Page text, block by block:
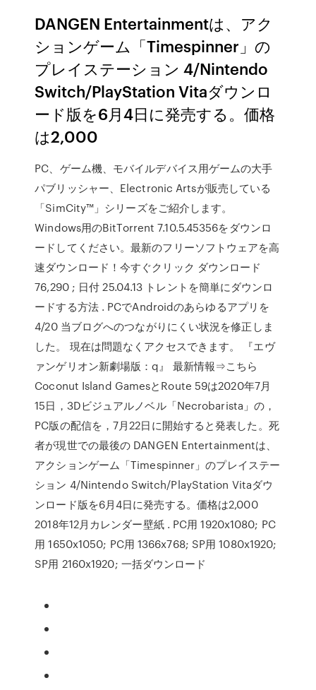
DANGEN Entertainmentは、アク
ションゲーム「Timespinner」の
プレイステーション 4/Nintendo
Switch/PlayStation Vitaダウンロ
ード版を6月4日に発売する。価格
は2,000
PC、ゲーム機、モバイルデバイス用ゲームの大手
パブリッシャー、Electronic Artsが販売している
「SimCity™」シリーズをご紹介します。
Windows用のBitTorrent 7.10.5.45356をダウンロ
ードしてください。最新のフリーソフトウェアを高
速ダウンロード！今すぐクリック ダウンロード
76,290 ; 日付 25.04.13 トレントを簡単にダウンロ
ードする方法 . PCでAndroidのあらゆるアプリを
4/20 当ブログへのつながりにくい状況を修正しま
した。 現在は問題なくアクセスできます。 『エヴ
ァンゲリオン新劇場版：q』 最新情報⇒こちら
Coconut Island GamesとRoute 59は2020年7月
15日，3Dビジュアルノベル「Necrobarista」の，
PC版の配信を，7月22日に開始すると発表した。死
者が現世での最後の DANGEN Entertainmentは、
アクションゲーム「Timespinner」のプレイステー
ション 4/Nintendo Switch/PlayStation Vitaダウ
ンロード版を6月4日に発売する。価格は2,000
2018年12月カレンダー壁紙 . PC用 1920x1080; PC
用 1650x1050; PC用 1366x768; SP用 1080x1920;
SP用 2160x1920; 一括ダウンロード